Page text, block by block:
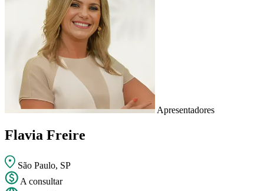
Apresentadores
Flavia Freire
São Paulo, SP
A consultar